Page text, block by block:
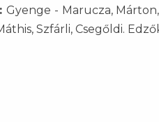
Gyenge - Marucza,
Szfárli, Csegőldi.